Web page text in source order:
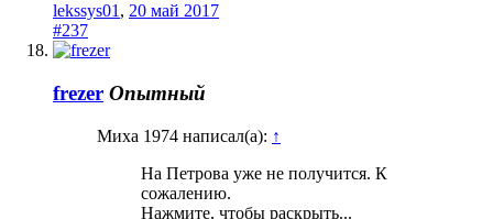
lekssys01 , 20 май 2017
#237
frezer Опытный
Миха 1974 написал(а): ↑
На Петрова уже не получится. К
сожалению.
Нажмите, чтобы раскрыть...